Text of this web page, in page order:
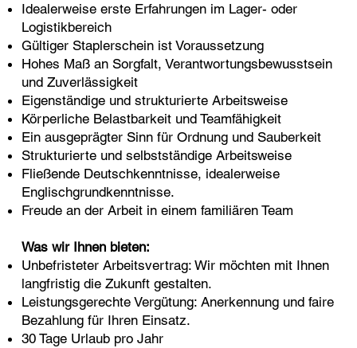
Idealerweise erste Erfahrungen im Lager- oder
Logistikbereich
Gültiger Staplerschein ist Voraussetzung
Hohes Maß an Sorgfalt, Verantwortungsbewusstsein
und Zuverlässigkeit
Eigenständige und strukturierte Arbeitsweise
Körperliche Belastbarkeit und Teamfähigkeit
Ein ausgeprägter Sinn für Ordnung und Sauberkeit
Strukturierte und selbstständige Arbeitsweise
Fließende Deutschkenntnisse, idealerweise
Englischgrundkenntnisse.
Freude an der Arbeit in einem familiären Team
Was wir Ihnen bieten:
Unbefristeter Arbeitsvertrag: Wir möchten mit Ihnen
langfristig die Zukunft gestalten.
Leistungsgerechte Vergütung: Anerkennung und faire
Bezahlung für Ihren Einsatz.
30 Tage Urlaub pro Jahr